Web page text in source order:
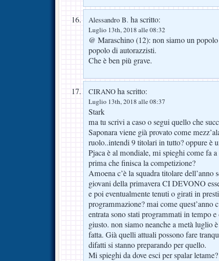
Alessandro B. ha scritto:
Luglio 13th, 2018 alle 08:32
@ Maraschino (12): non siamo un
popolo di autorazzisti.
Che è ben più grave.
CIRANO ha scritto:
Luglio 13th, 2018 alle 08:37
Stark
ma tu scrivi a caso o segui quello che
Saponara viene già provato come
ruolo..intendi 9 titolari in tutto? oppure è
Pjaca è al mondiale, mi spieghi come fa
prima che finisca la competizione?
Amoena c’è la squadra titolare dell’anno
giovani della primavera CI DEVONO
e poi eventualmente tenuti o girati in
programmazione? mai come quest’anno
entrata sono stati programmati in tempo
giusto. non siamo neanche a metà luglio
fatta. Già quelli attuali possono fare
difatti si stanno preparando per quello.
Mi spieghi da dove esci per spalar letame?